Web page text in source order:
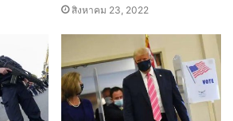
สิงหาคม 23, 2022